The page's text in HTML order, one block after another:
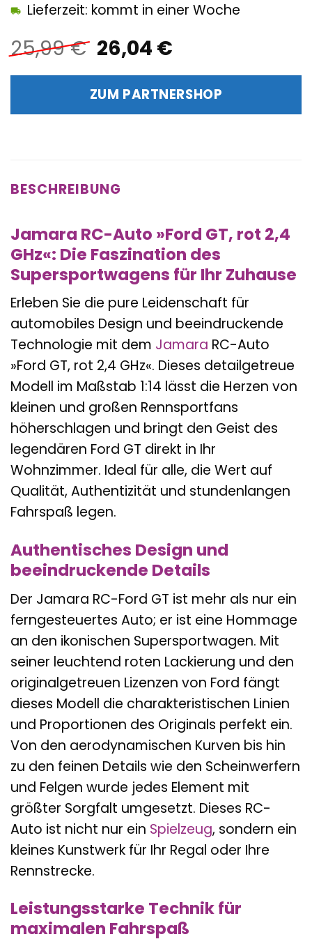
25,99€ Ursprünglicher
Preis
war:
25,99 €
26,04 €Aktueller
ist:
26,04 €.
Lieferzeit: kommt in einer Woche
ZUM PARTNERSHOP
BESCHREIBUNG
Jamara RC-Auto »Ford GT, rot 2,4
GHz«: Die Faszination des
Supersportwagens für Ihr Zuhause
Erleben Sie die pure Leidenschaft für
automobiles Design und beeindruckende
Technologie mit dem Jamara RC-Auto
»Ford GT, rot 2,4 GHz«. Dieses detailgetreue
Modell im Maßstab 1:14 lässt die Herzen von
kleinen und großen Rennsportfans
höherschlagen und bringt den Geist des
legendären Ford GT direkt in Ihr
Wohnzimmer. Ideal für alle, die Wert auf
Qualität, Authentizität und stundenlangen
Fahrspaß legen.
Authentisches Design und
beeindruckende Details
Der Jamara RC-Ford GT ist mehr als nur ein
ferngesteuertes Auto; er ist eine Hommage
an den ikonischen Supersportwagen. Mit
seiner leuchtend roten Lackierung und den
originalgetreuen Lizenzen von Ford fängt
dieses Modell die charakteristischen Linien
und Proportionen des Originals perfekt ein.
Von den aerodynamischen Kurven bis hin
zu den feinen Details wie den Scheinwerfern
und Felgen wurde jedes Element mit
größter Sorgfalt umgesetzt. Dieses RC-
Auto ist nicht nur ein Spielzeug, sondern ein
kleines Kunstwerk für Ihr Regal oder Ihre
Rennstrecke.
Leistungsstarke Technik für
maximalen Fahrspaß